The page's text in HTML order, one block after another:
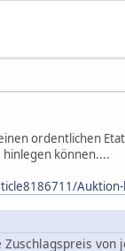
ordentlichen
können....
von